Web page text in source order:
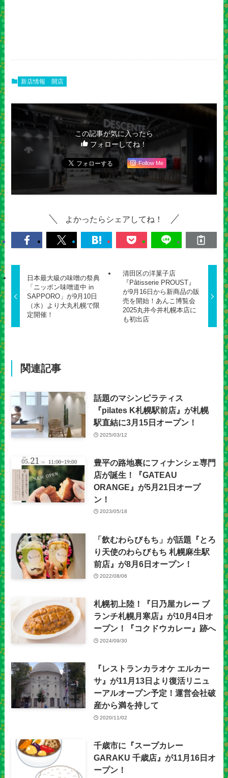
新店情報 開店
この記事が気に入ったら
フォローしてね！
Follow Me
よかったらシェアしてね！
日本最大級の味噌の祭典
「ニッポン味噌道中 in
SAPPORO」が9月10日
（水）より大丸札幌で限
定開催！
清田区の洋菓子店
『Pâtisserie PROUST』
が9月16日から新商品の販
売を開始！あんこ博覧会
2025丸井今井札幌本店に
も初出店
関連記事
話題のマシンピラティス
『pilates K札幌駅前店』が札幌
駅直結に3月15日オープン！
2025/03/12
豊平の路地裏にフィナンシェ専門
店が誕生！『GATEAU
ORANGE』が5月21日オープ
ン！
2023/05/18
「飲むわらびもち」が話題『とろ
り天使のわらびもち 札幌麻生駅
前店』が8月6日オープン！
2022/08/06
札幌初上陸！『日乃屋カレー ブ
ランチ札幌月寒店』が10月4日オ
ープン！『コクドウカレー』跡へ
2024/09/30
『レストランカラオケ エルカー
サ』が11月13日より復活リニュ
ーアルオープン予定！運営会社破
産から満を持して
2020/11/02
千歳市に『スープカレー
GARAKU 千歳店』が11月16日オ
ープン！